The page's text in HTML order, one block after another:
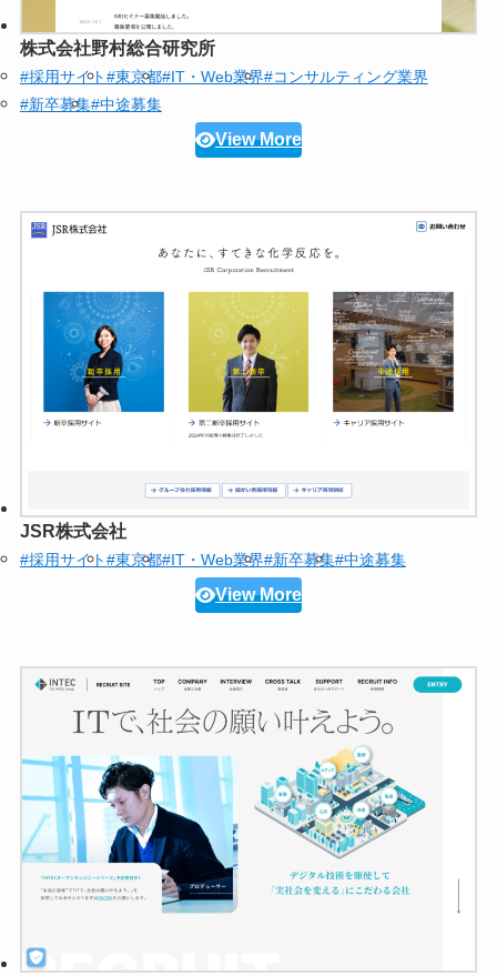
株式会社野村総合研究所
#採用サイト#東京都#IT・Web業界#コンサルティング業界
#新卒募集#中途募集
View More
JSR株式会社
#採用サイト#東京都#IT・Web業界#新卒募集#中途募集
View More